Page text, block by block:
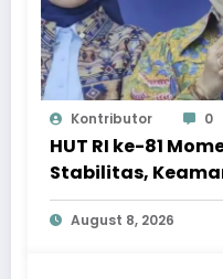
Kontributor 0
HUT RI ke-81
Stabilitas,
Optimisme
August 8, 2026